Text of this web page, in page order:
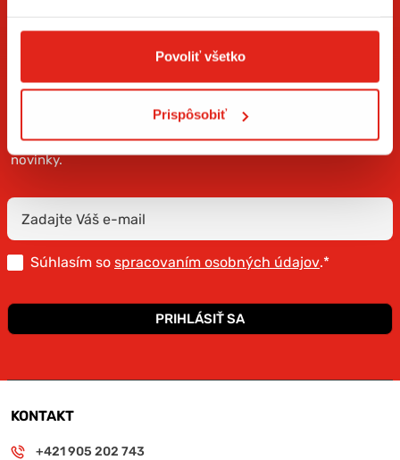
Povoliť všetko
Prispôsobiť
ZÍSKAJTE NOVINKY AKO PRVÝ
Prihláste sa na odber newslettera a buďte prvý, kto má
novinky.
Súhlasím so spracovaním osobných údajov.*
PRIHLÁSIŤ SA
KONTAKT
+421 905 202 743